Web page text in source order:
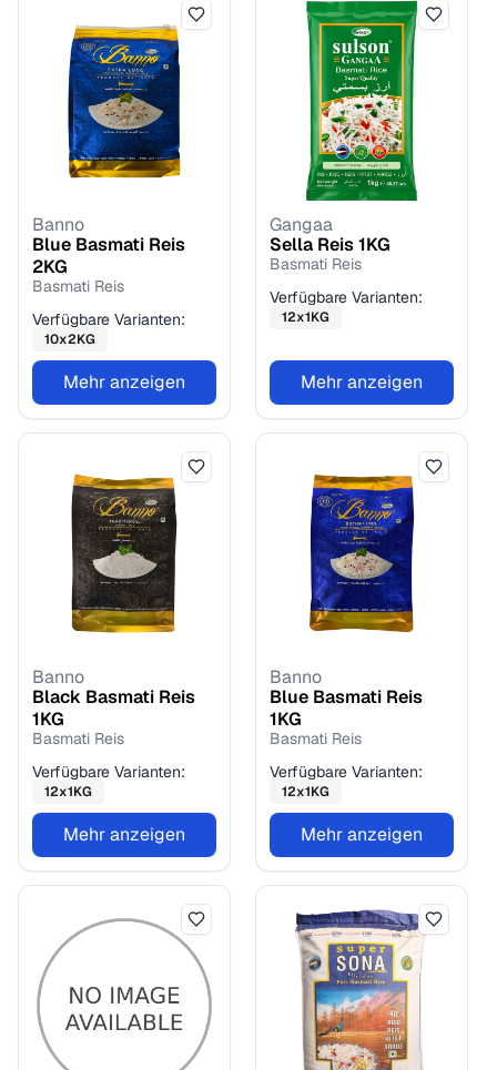
Banno
Blue Basmati Reis
2KG
Basmati Reis
Verfügbare Varianten:
10x2KG
Mehr anzeigen
Gangaa
Sella Reis1KG
Basmati Reis
Verfügbare Varianten:
12x1KG
Mehr anzeigen
Banno
Black Basmati Reis
1KG
Basmati Reis
Verfügbare Varianten:
12x1KG
Mehr anzeigen
Banno
Blue Basmati Reis
1KG
Basmati Reis
Verfügbare Varianten:
12x1KG
Mehr anzeigen